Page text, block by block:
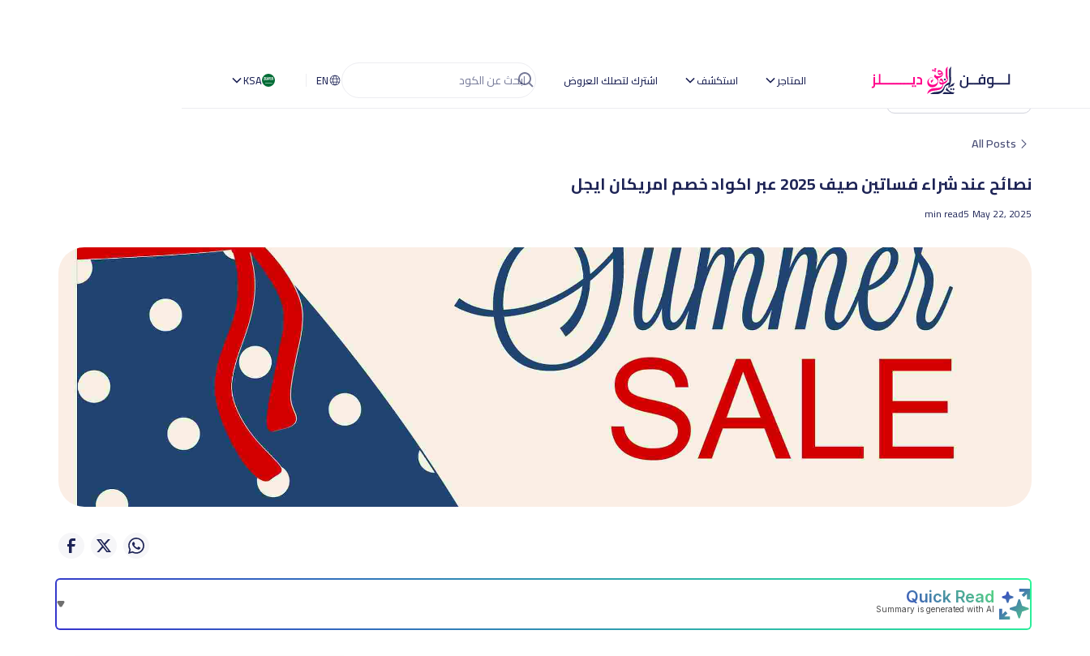
المتاجر استكشف اشترك لتصلك العروض EN
KSA
العودة إلى الصفحة الرئيسية
All Posts
نصائح عند شراء فساتين صيف 2025 عبر اكواد خصم امريكان ايجل
May 22, 2025
5
min read